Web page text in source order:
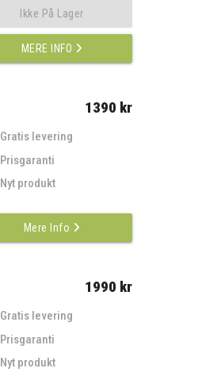
Ikke På Lager
MERE INFO
1390 kr
Gratis levering
Prisgaranti
Nyt produkt
Mere Info
1990 kr
Gratis levering
Prisgaranti
Nyt produkt